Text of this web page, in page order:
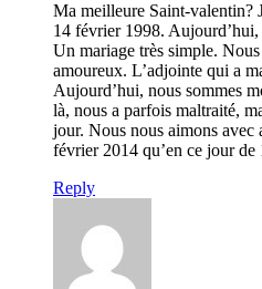
Ma meilleure Saint-valentin?
14 février 1998. Aujourd’hui,
Un mariage très simple.
amoureux. L’adjointe qui a
Aujourd’hui, nous sommes
là, nous a parfois maltraité,
jour. Nous nous aimons avec
février 2014 qu’en ce jour de
Reply